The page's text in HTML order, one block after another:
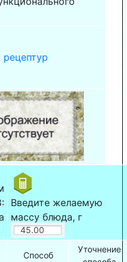
Введите желаемую
массу блюда, г
Способ
Уточнение